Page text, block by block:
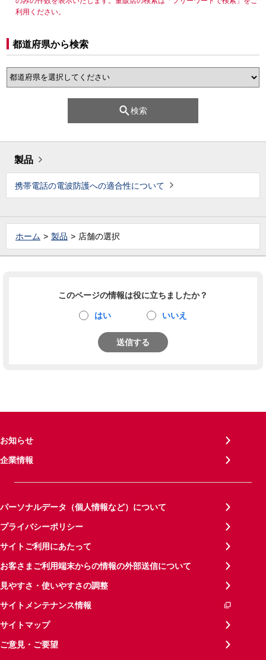
利用ください。
都道府県から検索
検索
製品
携帯電話の電波防護への適合性について
ホーム 製品 店舗の選択
このページの情報は役に立ちましたか？
はい いいえ
送信する
お知らせ
企業情報
パーソナルデータ（個人情報など）について
プライバシーポリシー
サイトご利用にあたって
お客さまご利用端末からの情報の外部送信について
見やすさ・使いやすさの調整
サイトメンテナンス情報
サイトマップ
ご意見・ご要望